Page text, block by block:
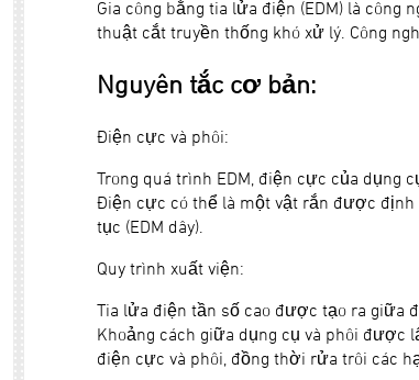
Gia công bằng tia lửa điện (EDM) là
thuật cắt truyền thống khó xử lý. Công
Nguyên tắc cơ bản:
Điện cực và phôi:
Trong quá trình EDM, điện cực của dụng
Điện cực có thể là một vật rắn được định
tục (EDM dây).
Quy trình xuất viện:
Tia lửa điện tần số cao được tạo ra giữa
Khoảng cách giữa dụng cụ và phôi
điện cực và phôi, đồng thời rửa trôi các